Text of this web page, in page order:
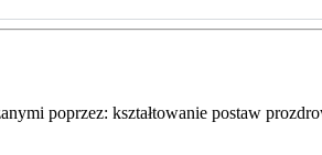
poprzez: kształtowanie postaw